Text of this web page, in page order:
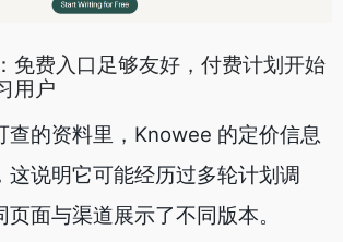
免费入口足够友好，付费计划开始
用户
查的资料里，Knowee 的定价信息
这说明它可能经历过多轮计划调
面与渠道展示了不同版本。